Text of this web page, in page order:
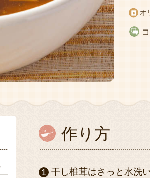
オ
作り方
干し椎茸はさっと水洗